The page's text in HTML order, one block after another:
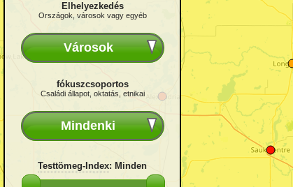
Elhelyezkedés
Országok, városok vagy egyéb
Városok
fókuszcsoportos
Családi állapot, oktatás, etnikai
Mindenki
Testtömeg-Index: Minden